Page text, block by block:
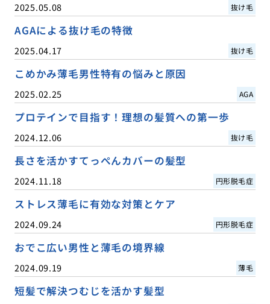
2025.05.08 抜け毛
AGAによる抜け毛の特徴
2025.04.17 抜け毛
こめかみ薄毛男性特有の悩みと原因
2025.02.25 AGA
プロテインで目指す！理想の髪質への第一歩
2024.12.06 抜け毛
長さを活かすてっぺんカバーの髪型
2024.11.18 円形脱毛症
ストレス薄毛に有効な対策とケア
2024.09.24 円形脱毛症
おでこ広い男性と薄毛の境界線
2024.09.19 薄毛
短髪で解決つむじを活かす髪型